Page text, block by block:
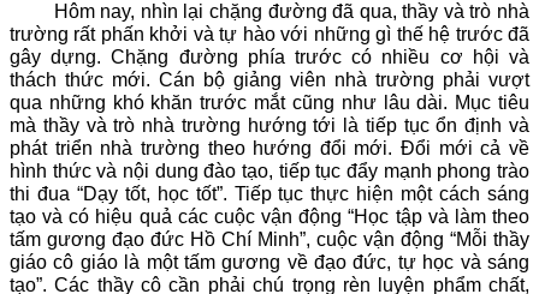
Hôm nay, nhìn lại chặng đường đã qua, thầy và trò nhà
trường rất phấn khởi và tự hào với những gì thế hệ trước đã
gây dựng. Chặng đường phía trước có nhiều cơ hội và
thách thức mới. Cán bộ giảng viên nhà trường phải vượt
qua những khó khăn trước mắt cũng như lâu dài. Mục tiêu
mà thầy và trò nhà trường hướng tới là tiếp tục ổn định và
phát triển nhà trường theo hướng đổi mới. Đổi mới cả về
hình thức và nội dung đào tạo, tiếp tục đẩy mạnh phong trào
thi đua “Dạy tốt, học tốt”. Tiếp tục thực hiện một cách sáng
tạo và có hiệu quả các cuộc vận động “Học tập và làm theo
tấm gương đạo đức Hồ Chí Minh”, cuộc vận động “Mỗi thầy
giáo cô giáo là một tấm gương về đạo đức, tự học và sáng
tạo”. Các thầy cô cần phải chú trọng rèn luyện phẩm chất,